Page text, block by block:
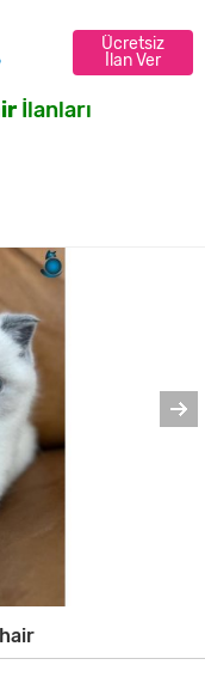
Ücretsiz
İlan Ver
İlanları